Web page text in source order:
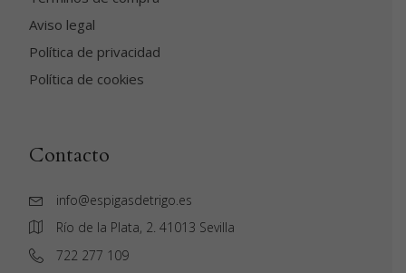
Aviso legal
Política de privacidad
Política de cookies
Contacto
info@espigasdetrigo.es
Río de la Plata, 2. 41013 Sevilla
‭722 277 109‬